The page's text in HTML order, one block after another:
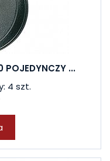
POJEDYNCZY ...
4 szt.